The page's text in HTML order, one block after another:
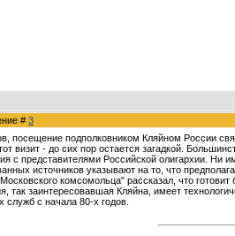
# 3
подполковником Кляйном России
визит - до сих пор остается загадкой.
с представителями Российской олигархии.
источников указывают на то, что
комсомольца" рассказал, что
заинтересовавшая Кляйна, имеет
с начала 80-х годов.